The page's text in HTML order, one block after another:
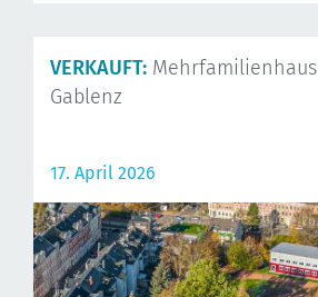
VERKAUFT:
Gablenz
17. April 2026